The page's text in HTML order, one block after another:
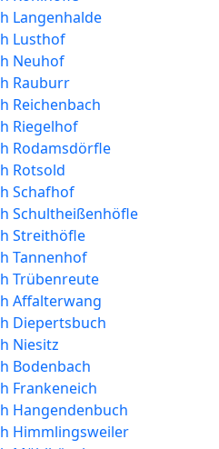
Langenhalde
Lusthof
Neuhof
Rauburr
Reichenbach
Riegelhof
Rodamsdörfle
Rotsold
Schafhof
Schultheißenhöfle
Streithöfle
Tannenhof
Trübenreute
Affalterwang
Diepertsbuch
Niesitz
Bodenbach
Frankeneich
Hangendenbuch
Himmlingsweiler